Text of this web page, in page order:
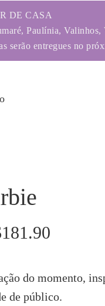
DE CASA
Paulínia,
serão entregues no
181.90
é:
do momento,
de público.